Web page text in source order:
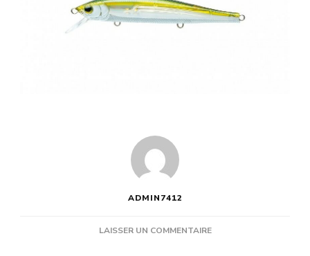
ADMIN7412
LAISSER UN COMMENTAIRESUR